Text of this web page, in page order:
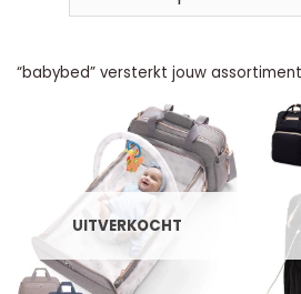
“babybed” versterkt jouw
UITVERKOCHT